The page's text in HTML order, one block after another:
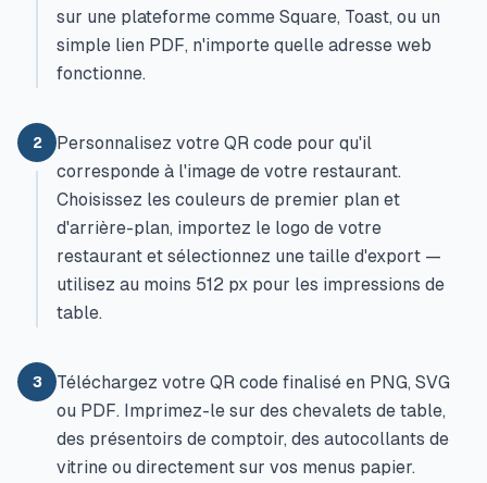
sur une plateforme comme Square, Toast, ou un
simple lien PDF, n'importe quelle adresse web
fonctionne.
2
Personnalisez votre QR code pour qu'il
corresponde à l'image de votre restaurant.
Choisissez les couleurs de premier plan et
d'arrière-plan, importez le logo de votre
restaurant et sélectionnez une taille d'export —
utilisez au moins 512 px pour les impressions de
table.
3
Téléchargez votre QR code finalisé en PNG, SVG
ou PDF. Imprimez-le sur des chevalets de table,
des présentoirs de comptoir, des autocollants de
vitrine ou directement sur vos menus papier.